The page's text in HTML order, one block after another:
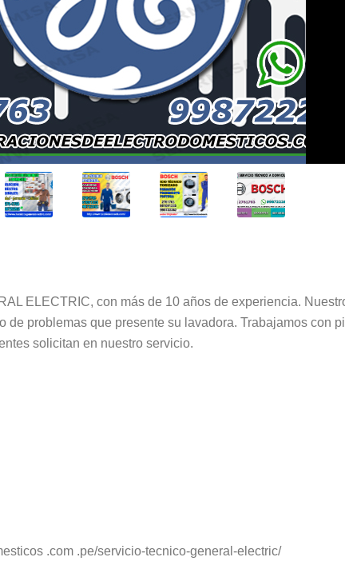
ELECTRIC, con más de 10 años de experiencia.
de problemas que presente su lavadora. Trabajamos con
solicitan en nuestro servicio.
.com .pe/servicio-tecnico-general-electric/